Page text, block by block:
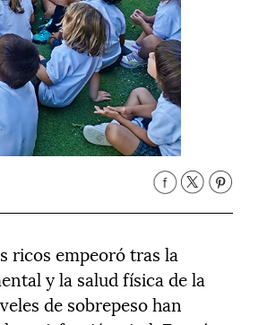
ricos empeoró tras la
y la salud física de la
de sobrepeso han